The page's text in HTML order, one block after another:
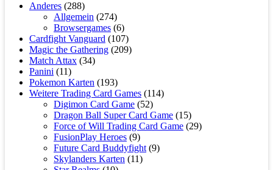
Anderes (288)
Allgemein (274)
Browsergames (6)
Cardfight Vanguard (107)
Magic the Gathering (209)
Match Attax (34)
Panini (11)
Pokemon Karten (193)
Weitere Trading Card Games (114)
Digimon Card Game (52)
Dragon Ball Super Card Game (15)
Force of Will Trading Card Game (29)
FusionPlay Heroes (9)
Future Card Buddyfight (9)
Skylanders Karten (11)